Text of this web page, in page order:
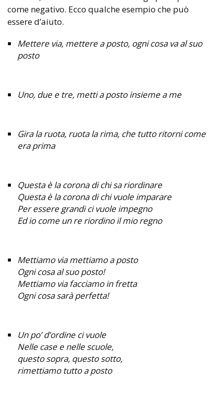
come negativo. Ecco qualche esempio che può
essere d’aiuto.
Mettere via, mettere a posto, ogni cosa va al suo
posto
Uno, due e tre, metti a posto insieme a me
Gira la ruota, ruota la rima, che tutto ritorni come
era prima
Questa è la corona di chi sa riordinare
Questa è la corona di chi vuole imparare
Per essere grandi ci vuole impegno
Ed io come un re riordino il mio regno
Mettiamo via mettiamo a posto
Ogni cosa al suo posto!
Mettiamo via facciamo in fretta
Ogni cosa sarà perfetta!
Un po’ d’ordine ci vuole
Nelle case e nelle scuole,
questo sopra, questo sotto,
rimettiamo tutto a posto